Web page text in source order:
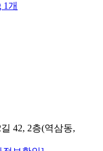
개
42, 2층(역삼동,